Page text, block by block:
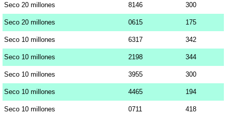
Seco 20 millones 8146 300
Seco 20 millones 0615 175
Seco 10 millones 6317 342
Seco 10 millones 2198 344
Seco 10 millones 3955 300
Seco 10 millones 4465 194
Seco 10 millones 0711 418